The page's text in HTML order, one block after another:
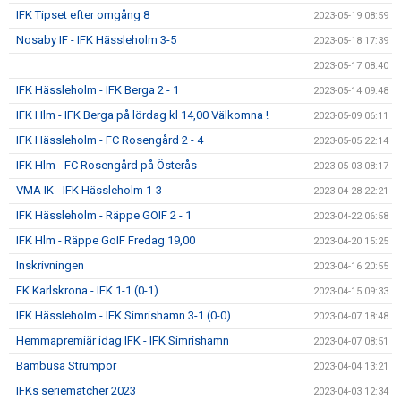
IFK Tipset efter omgång 8 2023-05-19 08:59
Nosaby IF - IFK Hässleholm 3-5 2023-05-18 17:39
2023-05-17 08:40
IFK Hässleholm - IFK Berga 2 - 1 2023-05-14 09:48
IFK Hlm - IFK Berga på lördag kl 14,00 Välkomna ! 2023-05-09 06:11
IFK Hässleholm - FC Rosengård 2 - 4 2023-05-05 22:14
IFK Hlm - FC Rosengård på Österås 2023-05-03 08:17
VMA IK - IFK Hässleholm 1-3 2023-04-28 22:21
IFK Hässleholm - Räppe GOIF 2 - 1 2023-04-22 06:58
IFK Hlm - Räppe GoIF Fredag 19,00 2023-04-20 15:25
Inskrivningen 2023-04-16 20:55
FK Karlskrona - IFK 1-1 (0-1) 2023-04-15 09:33
IFK Hässleholm - IFK Simrishamn 3-1 (0-0) 2023-04-07 18:48
Hemmapremiär idag IFK - IFK Simrishamn 2023-04-07 08:51
Bambusa Strumpor 2023-04-04 13:21
IFKs seriematcher 2023 2023-04-03 12:34